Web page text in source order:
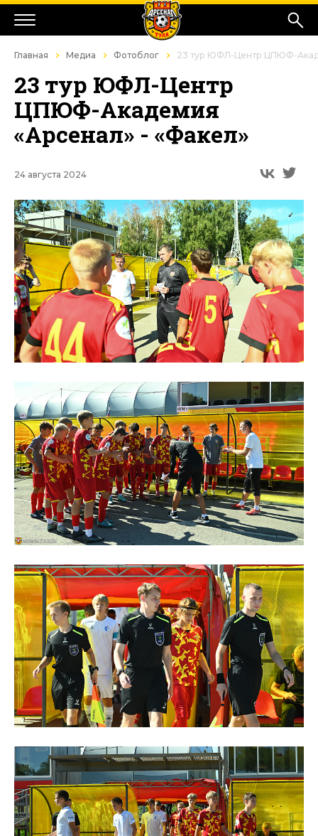
Главная Медиа Фотоблог 23 тур ЮФЛ-Центр ЦПЮФ-
23 тур ЮФЛ-Центр
ЦПЮФ-Академия
«Арсенал» - «Факел»
24 августа 2024